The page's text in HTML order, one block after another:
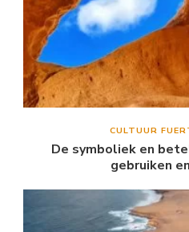
CULTUUR
De symboliek en
gebruiken